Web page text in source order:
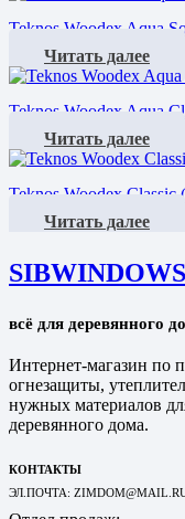
Teknos Woodex Aqua
Читать далее
Teknos Woodex Aqua
Читать далее
Teknos Woodex Classic
Читать далее
SIBWINDOWS
всё для деревянного
Интернет-магазин по
огнезащиты,
нужных материалов
деревянного дома.
КОНТАКТЫ
ЭЛ.ПОЧТА: